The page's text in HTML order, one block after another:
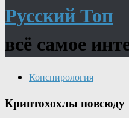
Русский Топ
всё самое
Конспирология
Криптохохлы повсюду